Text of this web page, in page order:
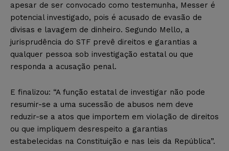
apesar de ser convocado como testemunha, Messer é
potencial investigado, pois é acusado de evasão de
divisas e lavagem de dinheiro. Segundo Mello, a
jurisprudência do STF prevê direitos e garantias a
qualquer pessoa sob investigação estatal ou que
responda a acusação penal.
E finalizou: “A função estatal de investigar não pode
resumir-se a uma sucessão de abusos nem deve
reduzir-se a atos que importem em violação de direitos
ou que impliquem desrespeito a garantias
estabelecidas na Constituição e nas leis da República”.